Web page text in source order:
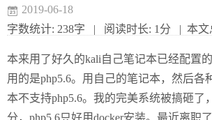
2019-06-18
字数统计: 238字 | 阅读时长: 1分 | 本文
本来用了好久的kali自己笔记本已经配置
用的是php5.6。用自己的笔记本，然后各
本不支持php5.6。我的完美系统被搞砸了
分，php5.6只好用docker安装。最近离职